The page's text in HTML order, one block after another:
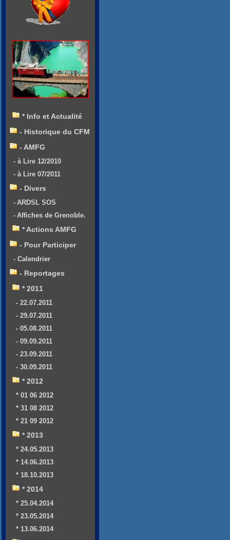
* Info et Actualité
- Historique du CFM
- AMFG
- à Lire 12/2010
- à Lire 07/2011
- Divers
- ARDSL SOS
- Affiches de Grenoble.
* Actions AMFG
- Pour Participer
- Calendrier
- Reportages
* 2011
- 22.07.2011
- 29.07.2011
- 05.08.2011
- 09.09.2011
- 23.09.2011
- 30.09.2011
* 2012
* 01 06 2012
* 31 08 2012
* 21 09 2012
* 2013
* 24.05.2013
* 14.06.2013
* 18.10.2013
* 2014
* 25.04.2014
* 23.05.2014
* 13.06.2014